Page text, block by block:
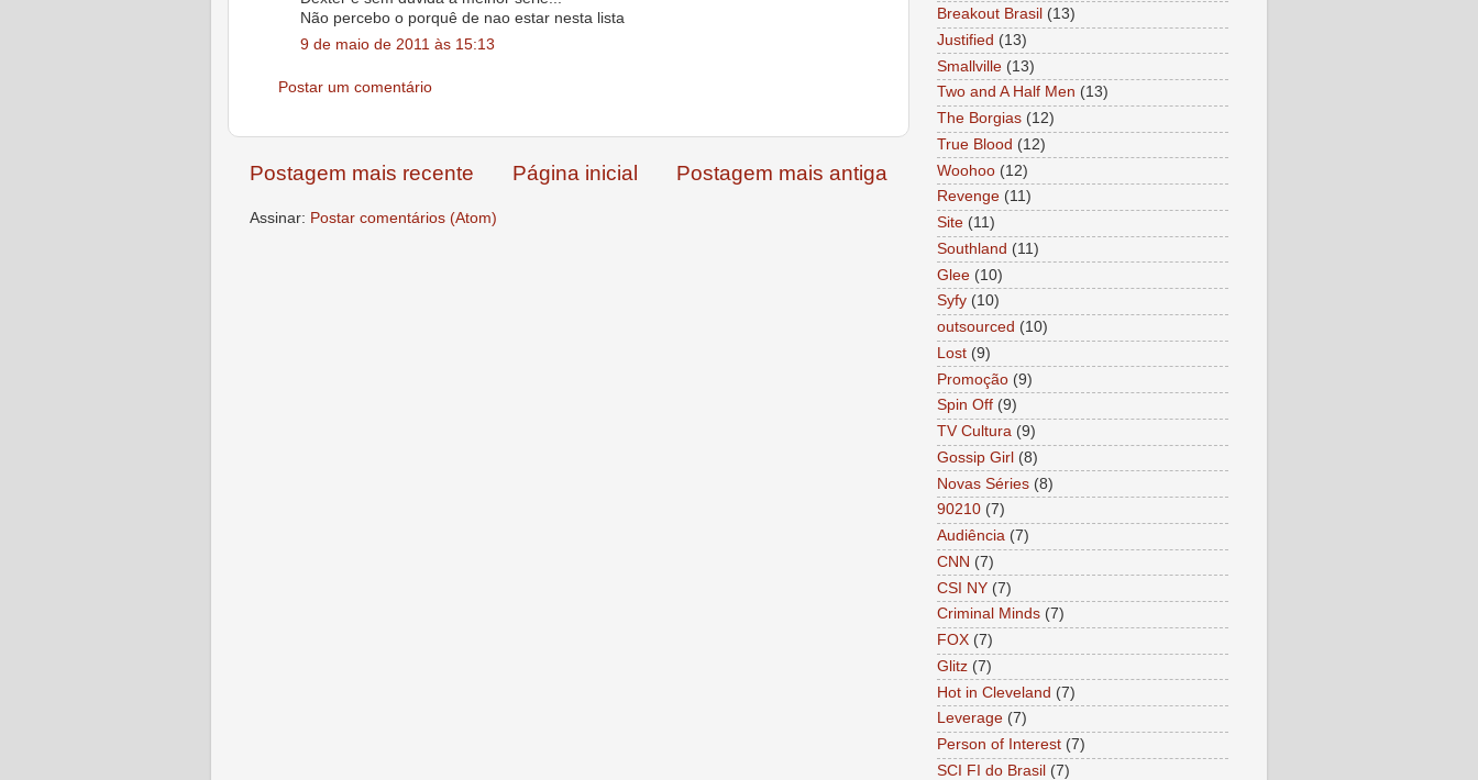
Não percebo o porquê de nao estar nesta lista
9 de maio de 2011 às 15:13
Postar um comentário
Postagem mais recente Postagem mais antiga
Página inicial
Assinar: Postar comentários (Atom)
Breakout Brasil (13)
Justified (13)
Smallville (13)
Two and A Half Men (13)
The Borgias (12)
True Blood (12)
Woohoo (12)
Revenge (11)
Site (11)
Southland (11)
Glee (10)
Syfy (10)
outsourced (10)
Lost (9)
Promoção (9)
Spin Off (9)
TV Cultura (9)
Gossip Girl (8)
Novas Séries (8)
90210 (7)
Audiência (7)
CNN (7)
CSI NY (7)
Criminal Minds (7)
FOX (7)
Glitz (7)
Hot in Cleveland (7)
Leverage (7)
Person of Interest (7)
SCI FI do Brasil (7)